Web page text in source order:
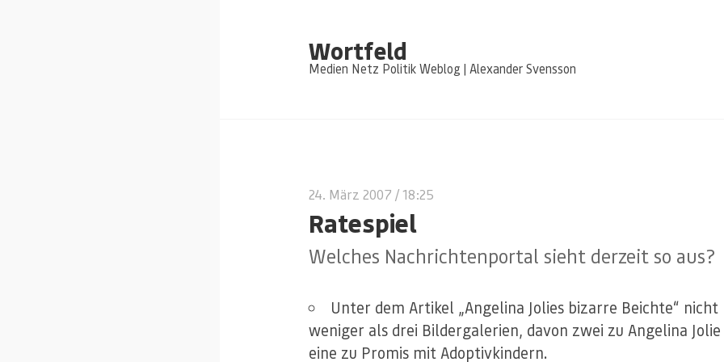
Wortfeld
Medien Netz Politik Weblog | Alexander Svensson
24. März 2007 / 18:25
Ratespiel
Welches Nachrichtenportal sieht derzeit so aus?
Unter dem Artikel „Angelina Jolies bizarre Beichte“ nicht
weniger als drei Bildergalerien, davon zwei zu Angelina Jolie
eine zu Promis mit Adoptivkindern.